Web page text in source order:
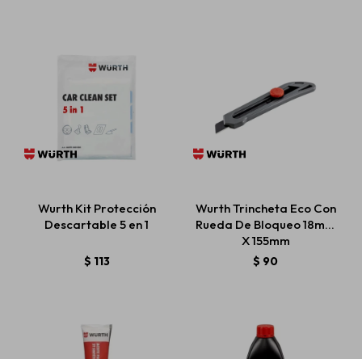
Wurth Kit Protección
Descartable 5 en 1
$ 113
Wurth Trincheta Eco Con
Rueda De Bloqueo 18mm
X 155mm
$ 90